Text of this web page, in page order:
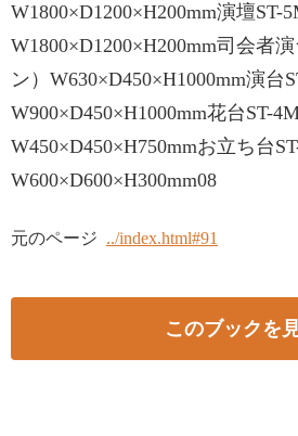
W1800×D1200×H200mm演壇ST-
W1800×D1200×H200mm司会者
ン）W630×D450×H1000mm演台
W900×D450×H1000mm花台ST-
W450×D450×H750mmお立ち台
W600×D600×H300mm08
元のページ ../index.html#91
このブックを